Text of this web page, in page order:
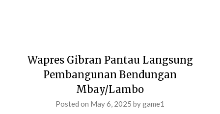
Wapres Gibran Pantau Langsung
Pembangunan Bendungan
Mbay/Lambo
Posted on May 6, 2025 bygame1